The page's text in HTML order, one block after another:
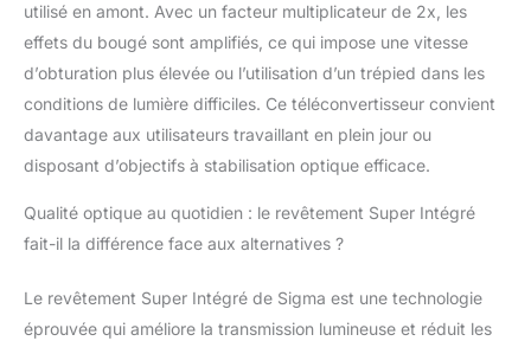
utilisé en amont. Avec un facteur multiplicateur de 2x, les
effets du bougé sont amplifiés, ce qui impose une vitesse
d’obturation plus élevée ou l’utilisation d’un trépied dans les
conditions de lumière difficiles. Ce téléconvertisseur convient
davantage aux utilisateurs travaillant en plein jour ou
disposant d’objectifs à stabilisation optique efficace.
Qualité optique au quotidien : le revêtement Super Intégré
fait-il la différence face aux alternatives ?
Le revêtement Super Intégré de Sigma est une technologie
éprouvée qui améliore la transmission lumineuse et réduit les